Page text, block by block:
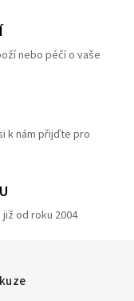
nebo péčí o vaše
k nám přijďte pro
od roku 2004